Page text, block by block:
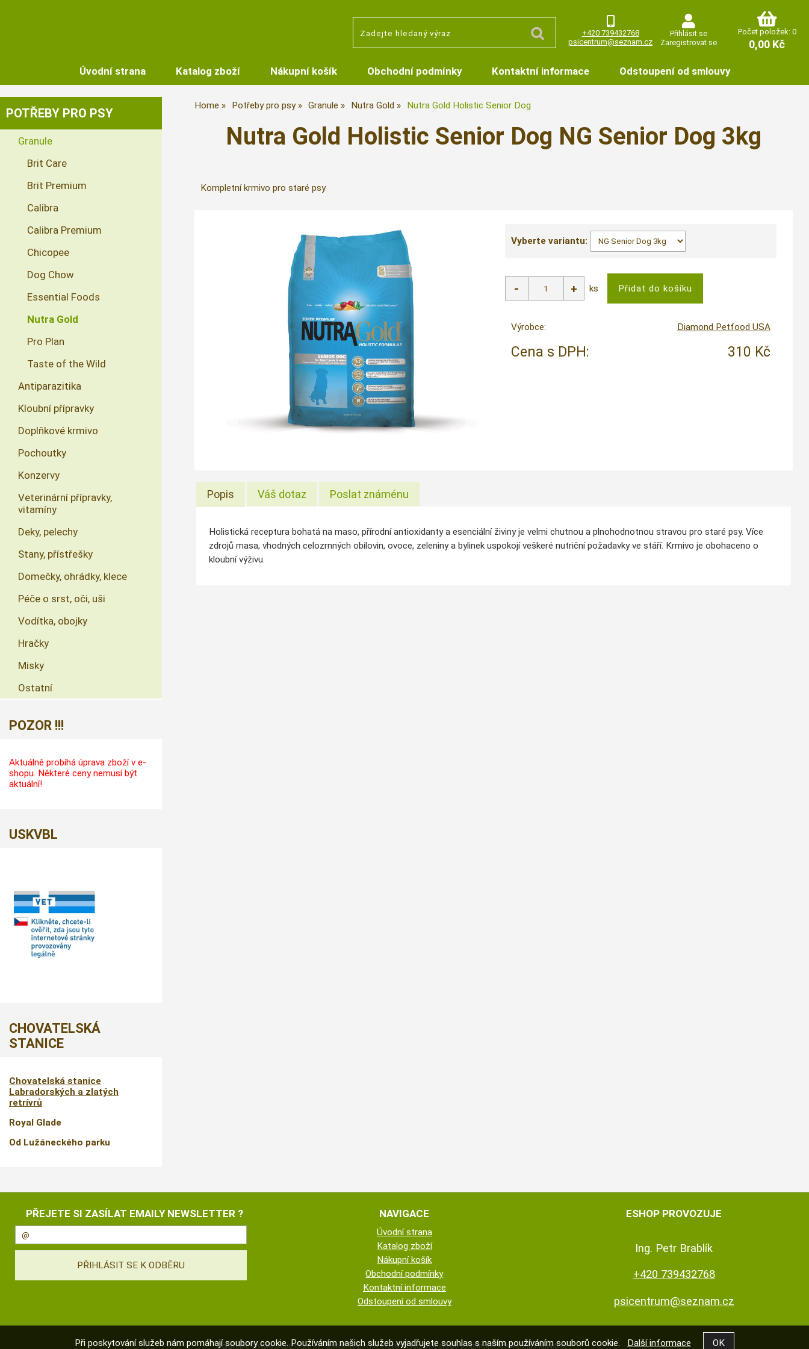
+420 739432768
psicentrum@seznam.cz
Přihlásit se
Zaregistrovat se
Počet položek: 0
0,00 Kč
Úvodní strana Katalog zboží Nákupní košík Obchodní podmínky Kontaktní informace Odstoupení od smlouvy
Home Potřeby pro psy Granule Nutra Gold Nutra Gold Holistic Senior Dog
Nutra Gold Holistic Senior Dog NG Senior Dog 3kg
Kompletní krmivo pro staré psy
Vyberte variantu:
ks
Výrobce: Diamond Petfood USA
Cena s DPH: 310 Kč
Popis Váš dotaz Poslat známénu
Holistická receptura bohatá na maso, přírodní antioxidanty a esenciální živiny je velmi chutnou a plnohodnotnou stravou pro staré psy. Více
zdrojů masa, vhodných celozrnných obilovin, ovoce, zeleniny a bylinek uspokojí veškeré nutriční požadavky ve stáří. Krmivo je obohaceno o
kloubní výživu.
POTŘEBY PRO PSY
Granule
Brit Care
Brit Premium
Calibra
Calibra Premium
Chicopee
Dog Chow
Essential Foods
Nutra Gold
Pro Plan
Taste of the Wild
Antiparazitika
Kloubní přípravky
Doplňkové krmivo
Pochoutky
Konzervy
Veterinární přípravky,
vitamíny
Deky, pelechy
Stany, přístřešky
Domečky, ohrádky, klece
Péče o srst, oči, uši
Vodítka, obojky
Hračky
Misky
Ostatní
POZOR !!!
Aktuálně probíhá úprava zboží v e-
shopu. Některé ceny nemusí být
aktuální!
USKVBL
CHOVATELSKÁ
STANICE
Chovatelská stanice
Labradorských a zlatých
retrívrů
Royal Glade
Od Lužáneckého parku
PŘEJETE SI ZASÍLAT EMAILY NEWSLETTER ? NAVIGACE
Úvodní strana
Katalog zboží
Nákupní košík
Obchodní podmínky
Kontaktní informace
Odstoupení od smlouvy
ESHOP PROVOZUJE
Ing. Petr Brablík
+420 739432768
psicentrum@seznam.cz
Copyright ©www.psicentrum.cz,provozováno na systémutvorba e-shopuaoptimalizace e-shopuShop5.cz
Při poskytování služeb nám pomáhají soubory cookie. Používáním našich služeb vyjadřujete souhlas s naším používáním souborů cookie. Další informace